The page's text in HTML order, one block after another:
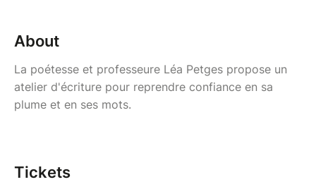
About
La poétesse et professeure Léa Petges propose un
atelier d'écriture pour reprendre confiance en sa
plume et en ses mots.
Tickets